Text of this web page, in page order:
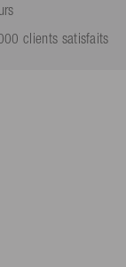
clients satisfaits